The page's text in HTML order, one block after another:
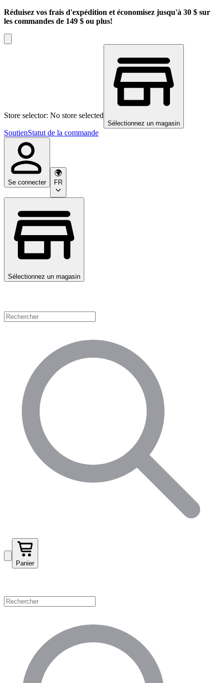
Réduisez vos frais d'expédition et économisez jusqu'à 30 $ sur
les commandes de 149 $ ou plus!
Store selector: No store selected
Sélectionnez un magasin
SoutienStatut de la commande
Se connecter FR
Sélectionnez un magasin
Panier